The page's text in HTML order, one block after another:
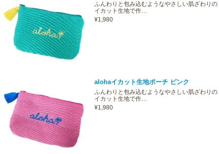
ふんわりと包み込むようなやさしい肌ざわりの
イカット生地で作…
¥1,980
alohaイカット生地ポーチ ピンク
ふんわりと包み込むようなやさしい肌ざわりの
イカット生地で作…
¥1,980